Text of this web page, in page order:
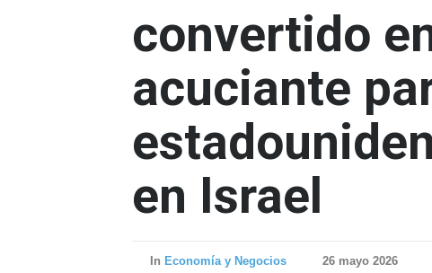
convertido
acuciante
en Israel
In Economía y Negocios 26 mayo 2026